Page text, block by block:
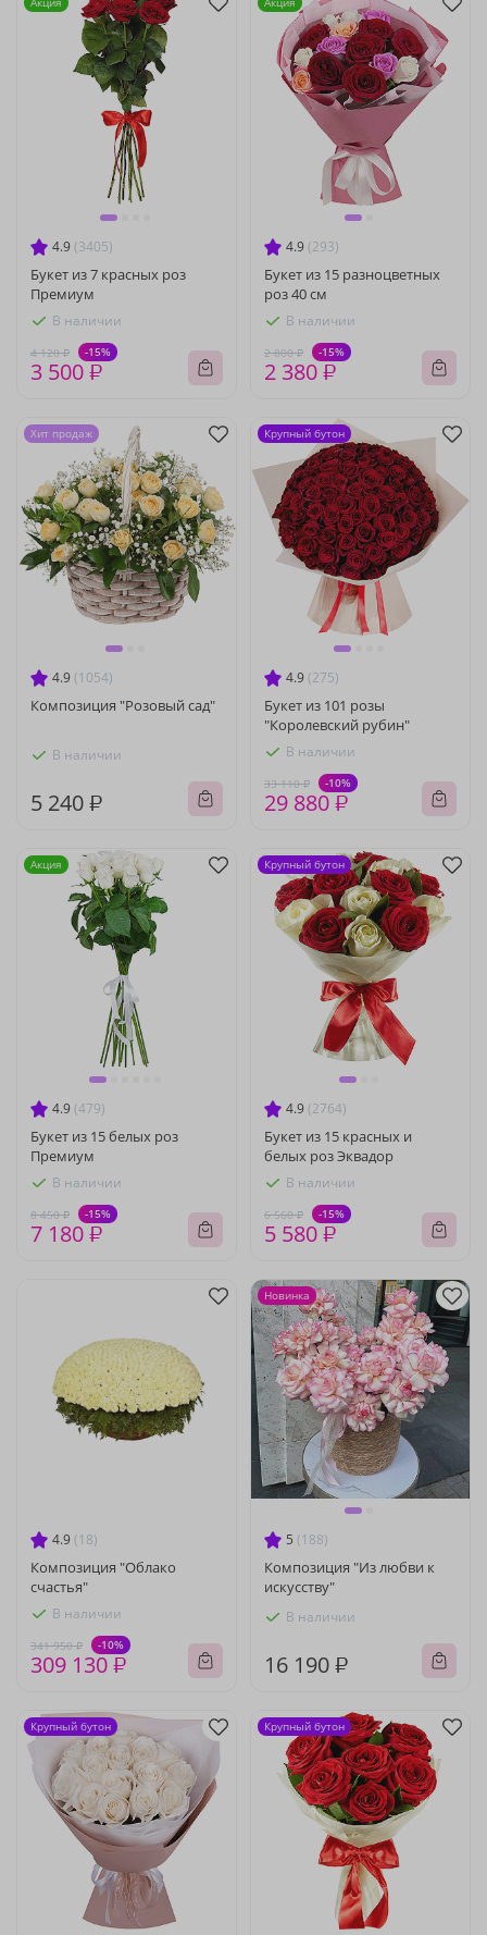
4.9 (3405)
Букет из 7 красных роз
Премиум
В наличии
4 120 ₽ -15%
3 500 ₽
4.9 (293)
Букет из 15 разноцветных
роз 40 см
В наличии
2 800 ₽ -15%
2 380 ₽
4.9 (1054)
Композиция "Розовый сад"
В наличии
5 240 ₽
Хит продаж
4.9 (275)
Букет из 101 розы
"Королевский рубин"
В наличии
33 110 ₽ -10%
29 880 ₽
Крупный бутон
4.9 (479)
Букет из 15 белых роз
Премиум
В наличии
8 450 ₽ -15%
7 180 ₽
Акция
4.9 (2764)
Букет из 15 красных и
белых роз Эквадор
В наличии
6 560 ₽ -15%
5 580 ₽
Крупный бутон
4.9 (18)
Композиция "Облако
счастья"
В наличии
341 950 ₽ -10%
309 130 ₽
5 (188)
Композиция "Из любви к
искусству"
В наличии
16 190 ₽
Новинка
Крупный бутон Крупный бутон